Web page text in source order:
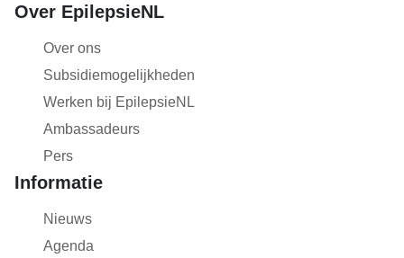
Over EpilepsieNL
Over ons
Subsidiemogelijkheden
Werken bij EpilepsieNL
Ambassadeurs
Pers
Informatie
Nieuws
Agenda